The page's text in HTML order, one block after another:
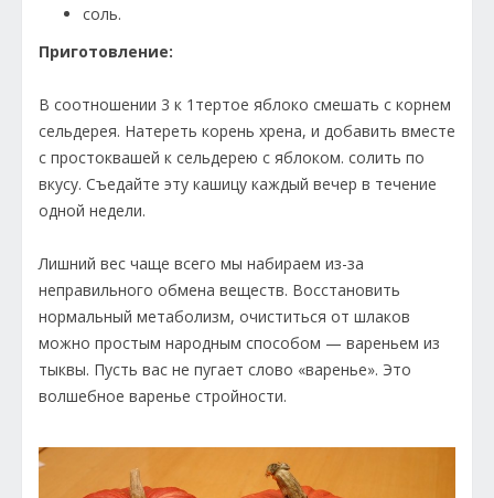
соль.
Приготовление:
В соотношении 3 к 1тертое яблоко смешать с корнем
сельдерея. Натереть корень хрена, и добавить вместе
с простоквашей к сельдерею с яблоком. солить по
вкусу. Съедайте эту кашицу каждый вечер в течение
одной недели.
Лишний вес чаще всего мы набираем из-за
неправильного обмена веществ. Восстановить
нормальный метаболизм, очиститься от шлаков
можно простым народным способом — вареньем из
тыквы. Пусть вас не пугает слово «варенье». Это
волшебное варенье стройности.